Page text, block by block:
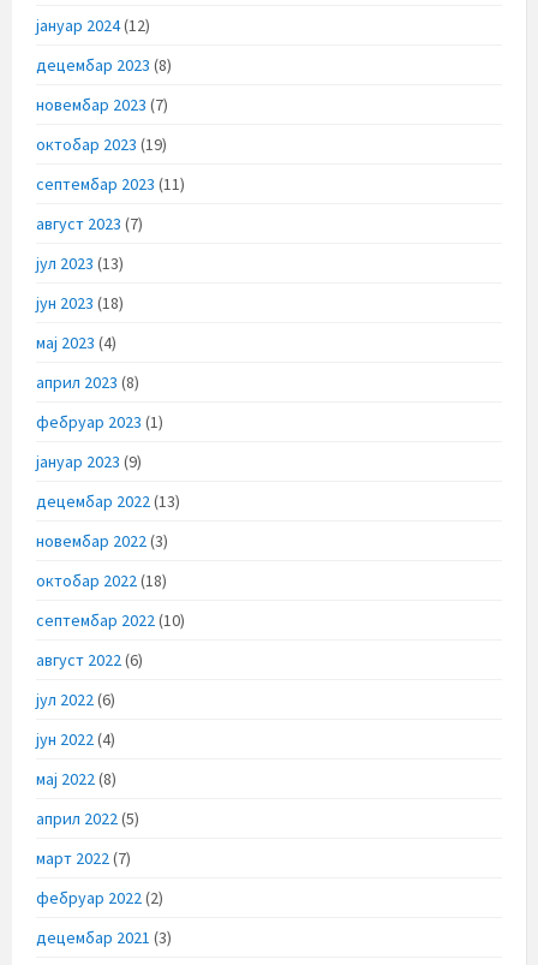
јануар 2024(12)
децембар 2023 (8)
новембар 2023 (7)
октобар 2023 (19)
септембар 2023 (11)
август 2023 (7)
јул 2023 (13)
јун 2023 (18)
мај 2023 (4)
април 2023 (8)
фебруар 2023 (1)
јануар 2023 (9)
децембар 2022(13)
новембар 2022(3)
октобар 2022(18)
септембар 2022(10)
август 2022(6)
јул 2022(6)
јун 2022(4)
мај 2022(8)
април 2022(5)
март 2022(7)
фебруар 2022(2)
децембар 2021 (3)